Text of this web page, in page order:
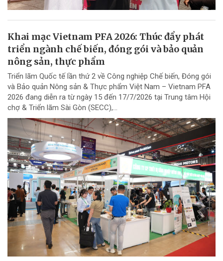
Khai mạc Vietnam PFA 2026: Thúc đẩy phát
triển ngành chế biến, đóng gói và bảo quản
nông sản, thực phẩm
Triển lãm Quốc tế lần thứ 2 về Công nghiệp Chế biến, Đóng gói
và Bảo quản Nông sản & Thực phẩm Việt Nam – Vietnam PFA
2026 đang diễn ra từ ngày 15 đến 17/7/2026 tại Trung tâm Hội
chợ & Triển lãm Sài Gòn (SECC),...